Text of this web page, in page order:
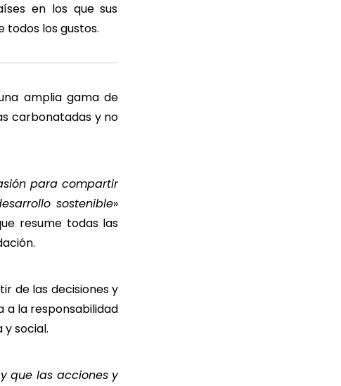
en los que sus
todos los gustos.
amplia gama de
carbonatadas y no
para compartir
sostenible»
resume todas las
de las decisiones y
a la responsabilidad
social.
que las acciones y